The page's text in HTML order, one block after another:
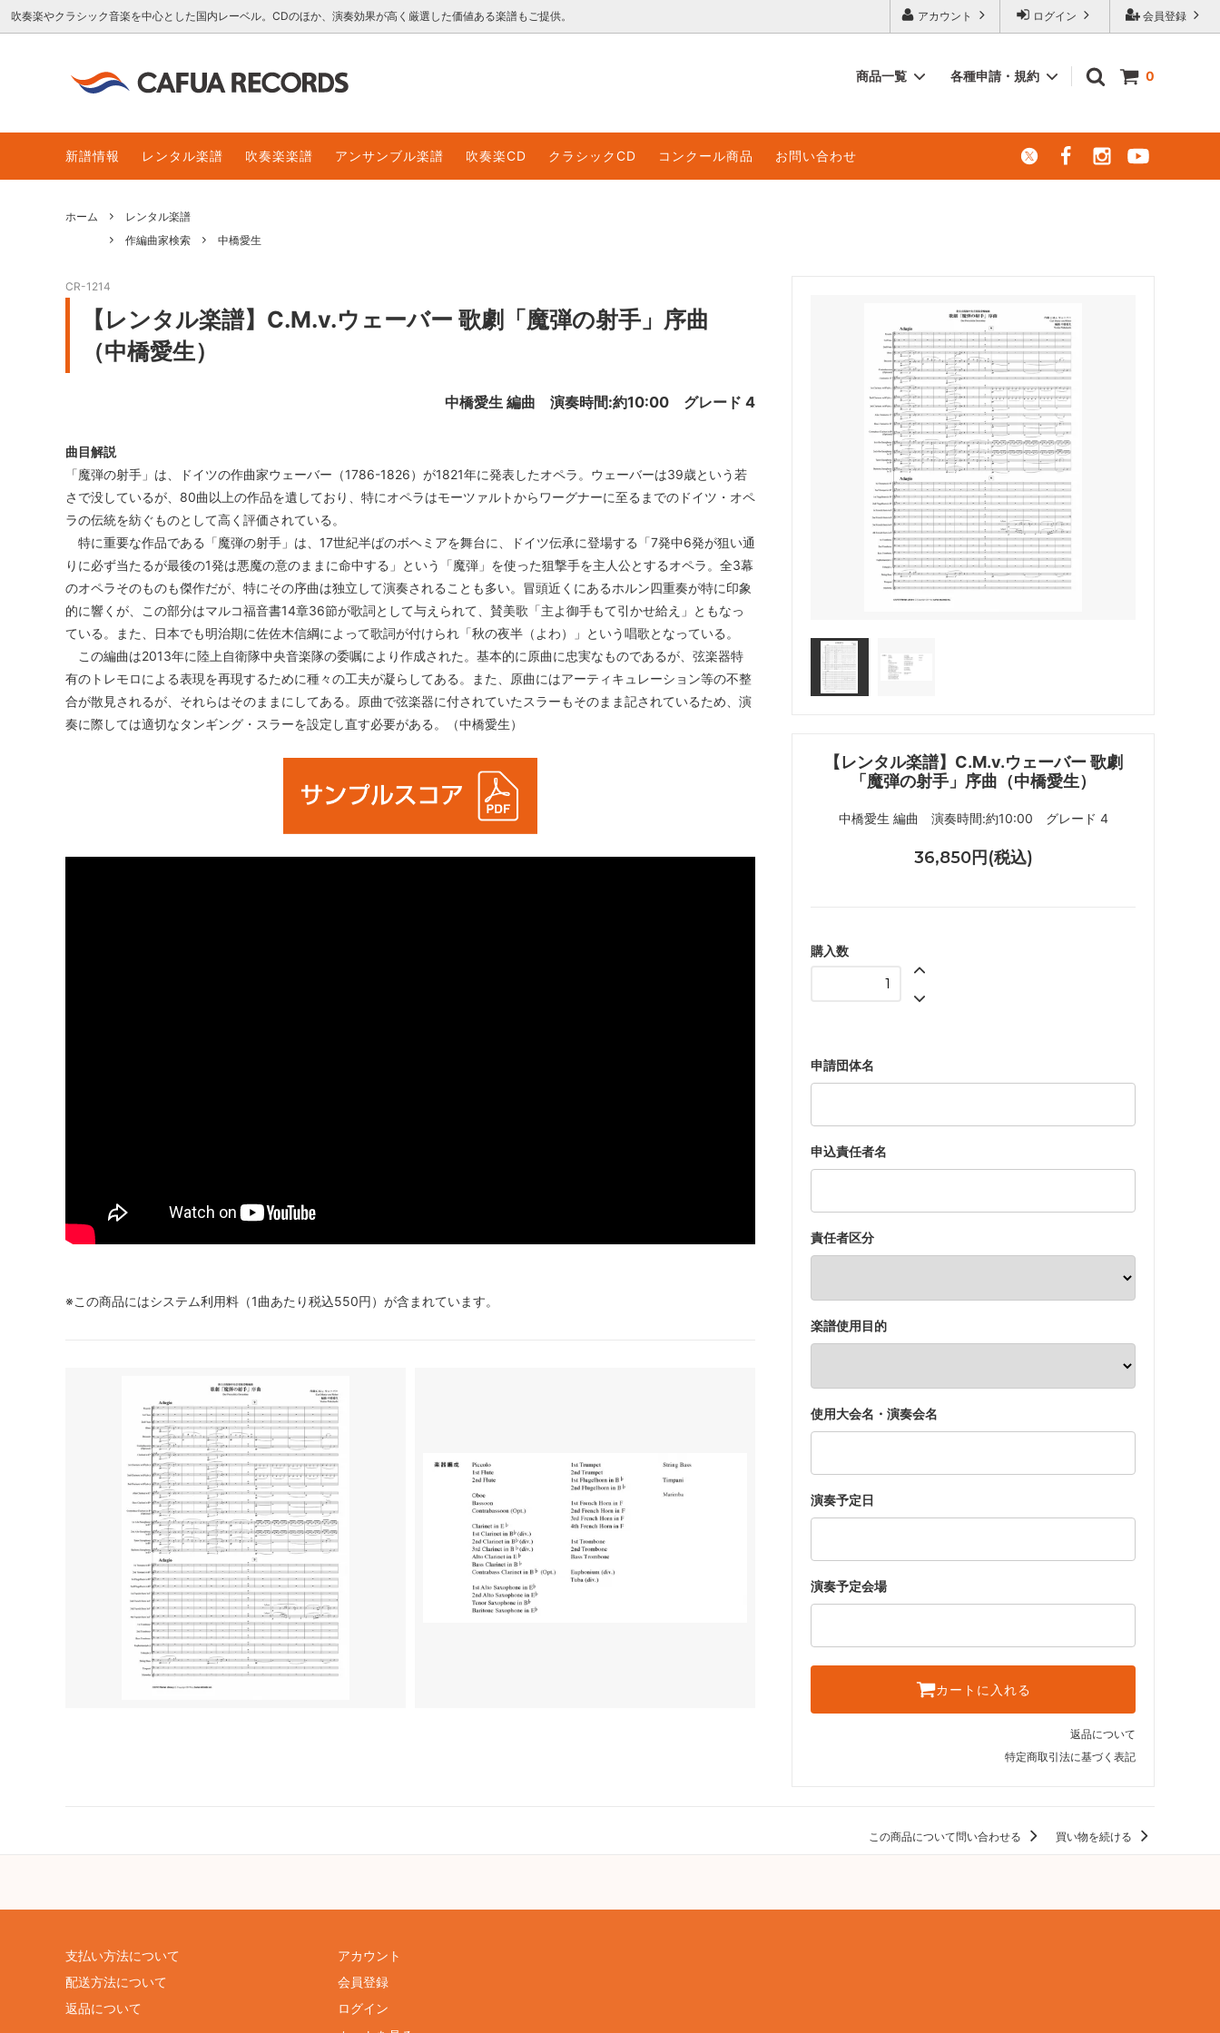
会員登録
ログイン
アカウント
吹奏楽やクラシック音楽を中心とした国内レーベル。CDのほか、演奏効果が高く厳選した価値ある楽譜もご提供。
0
商品一覧
吹奏楽CD クラシックCD コンクール・イベント レンタル楽譜
各種申請・規約
for overseas customers レンタル楽譜のご利用について レンタル楽譜利用規約 エレクトーン（電子オルガン）での演奏
新譜情報 レンタル楽譜 吹奏楽楽譜 アンサンブル楽譜 吹奏楽CD クラシックCD コンクール商品 お問い合わせ
ホーム
レンタル楽譜
作編曲家検索
中橋愛生
【レンタル楽譜】C.M.v.ウェーバー 歌劇
「魔弾の射手」序曲（中橋愛生）
中橋愛生 編曲 演奏時間:約10:00 グレード 4
36,850円(税込)
購入数
申請団体名
申込責任者名
責任者区分
楽譜使用目的
使用大会名・演奏会名
演奏予定日
演奏予定会場
カートに入れる
返品について
特定商取引法に基づく表記
CR-1214
【レンタル楽譜】C.M.v.ウェーバー 歌劇「魔弾の射手」序曲
（中橋愛生）
中橋愛生 編曲 演奏時間:約10:00 グレード 4
曲目解説
「魔弾の射手」は、ドイツの作曲家ウェーバー（1786-1826）が1821年に発表したオペラ。ウェーバーは39歳という若
さで没しているが、80曲以上の作品を遺しており、特にオペラはモーツァルトからワーグナーに至るまでのドイツ・オペ
ラの伝統を紡ぐものとして高く評価されている。
特に重要な作品である「魔弾の射手」は、17世紀半ばのボヘミアを舞台に、ドイツ伝承に登場する「7発中6発が狙い通
りに必ず当たるが最後の1発は悪魔の意のままに命中する」という「魔弾」を使った狙撃手を主人公とするオペラ。全3幕
のオペラそのものも傑作だが、特にその序曲は独立して演奏されることも多い。冒頭近くにあるホルン四重奏が特に印象
的に響くが、この部分はマルコ福音書14章36節が歌詞として与えられて、賛美歌「主よ御手もて引かせ給え」ともなっ
ている。また、日本でも明治期に佐佐木信綱によって歌詞が付けられ「秋の夜半（よわ）」という唱歌となっている。
この編曲は2013年に陸上自衛隊中央音楽隊の委嘱により作成された。基本的に原曲に忠実なものであるが、弦楽器特
有のトレモロによる表現を再現するために種々の工夫が凝らしてある。また、原曲にはアーティキュレーション等の不整
合が散見されるが、それらはそのままにしてある。原曲で弦楽器に付されていたスラーもそのまま記されているため、演
奏に際しては適切なタンギング・スラーを設定し直す必要がある。（中橋愛生）
※この商品にはシステム利用料（1曲あたり税込550円）が含まれています。
この商品について問い合わせる 買い物を続ける
支払い方法について
配送方法について
返品について
アカウント
会員登録
ログイン